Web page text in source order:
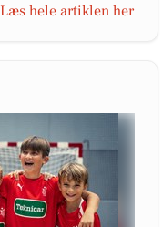
Læs hele artiklen her